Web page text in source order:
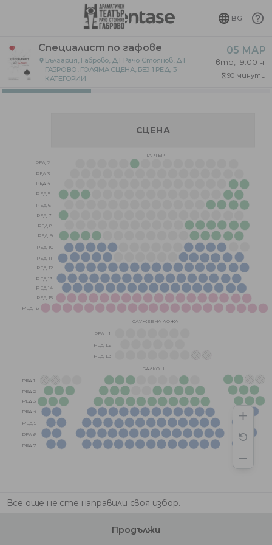
BG
Специалист по гафове
place България, Габрово, ДТ Рачо Стоянов, ДТ
ГАБРОВО, ГОЛЯМА СЦЕНА, БЕЗ 1 РЕД, 3
КАТЕГОРИИ
05 МАР
вто, 19:00 ч.
hourglass_empty 90 минути
СЦЕНА
ПАРТЕР
СЛУЖЕБНА ЛОЖА
РЕД 7
РЕД 6
РЕД 5
РЕД 4
РЕД 3
РЕД 2
РЕД 1
РЕД L3
РЕД L2
РЕД L1
РЕД 16
РЕД 15
РЕД 14
РЕД 13
РЕД 12
РЕД 11
РЕД 10
РЕД 9
РЕД 8
РЕД 7
РЕД 6
РЕД 5
РЕД 4
РЕД 3
РЕД 2
БАЛКОН
Все още не сте направили своя избор.
Продължи